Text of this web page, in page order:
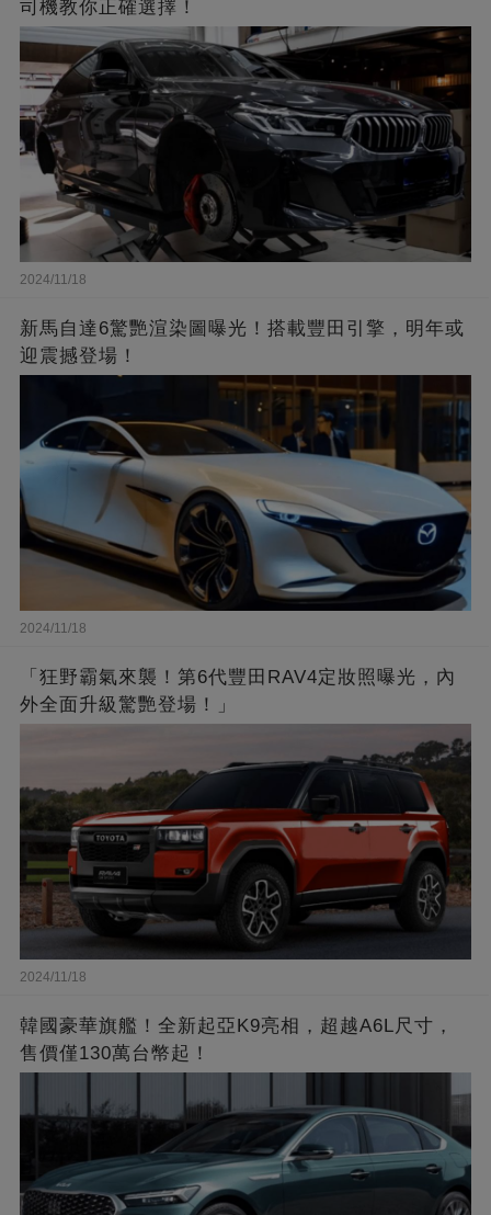
司機教你正確選擇！
2024/11/18
新馬自達6驚艷渲染圖曝光！搭載豐田引擎，明年或
迎震撼登場！
2024/11/18
「狂野霸氣來襲！第6代豐田RAV4定妝照曝光，內
外全面升級驚艷登場！」
2024/11/18
韓國豪華旗艦！全新起亞K9亮相，超越A6L尺寸，
售價僅130萬台幣起！